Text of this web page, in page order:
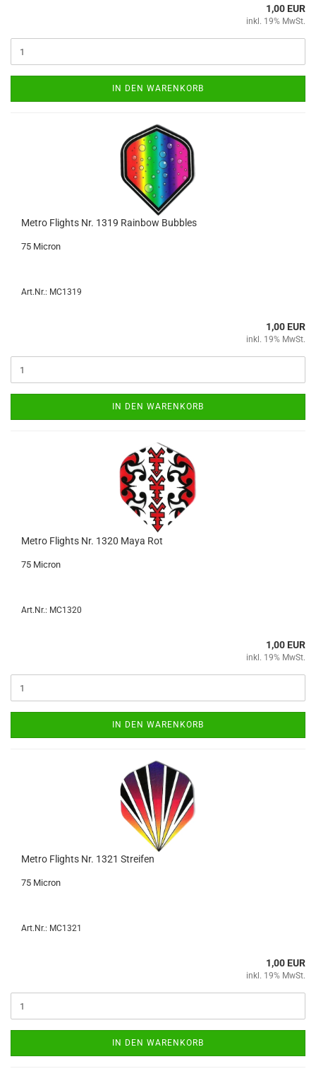
1,00 EUR
inkl. 19% MwSt.
IN DEN WARENKORB
Metro Flights Nr. 1319 Rain­bow Bub­bles
75 Mi­cron
Art.Nr.: MC1319
1,00 EUR
inkl. 19% MwSt.
IN DEN WARENKORB
Metro Flights Nr. 1320 Maya Rot
75 Mi­cron
Art.Nr.: MC1320
1,00 EUR
inkl. 19% MwSt.
IN DEN WARENKORB
Metro Flights Nr. 1321 Strei­fen
75 Mi­cron
Art.Nr.: MC1321
1,00 EUR
inkl. 19% MwSt.
IN DEN WARENKORB